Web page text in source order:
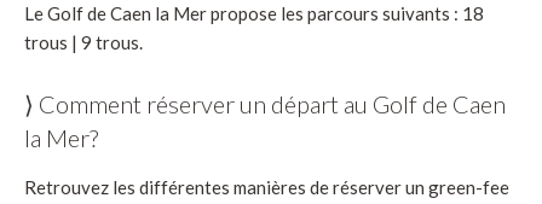
Le Golf de Caen la Mer propose les parcours suivants : 18
trous | 9 trous.
⟩ Comment réserver un départ au Golf de Caen
la Mer?
Retrouvez les différentes manières de réserver un green-fee